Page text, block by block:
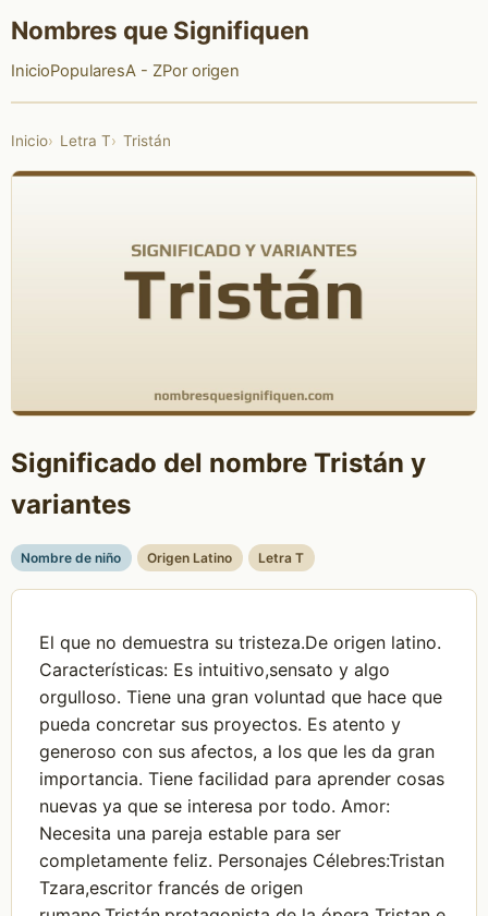
Nombres que Signifiquen
InicioPopularesA - ZPor origen
Inicio Letra T Tristán
Significado del nombre Tristán y
variantes
Nombre de niño Origen Latino Letra T
El que no demuestra su tristeza.De origen latino.
Características: Es intuitivo,sensato y algo
orgulloso. Tiene una gran voluntad que hace que
pueda concretar sus proyectos. Es atento y
generoso con sus afectos, a los que les da gran
importancia. Tiene facilidad para aprender cosas
nuevas ya que se interesa por todo. Amor:
Necesita una pareja estable para ser
completamente feliz. Personajes Célebres:Tristan
Tzara,escritor francés de origen